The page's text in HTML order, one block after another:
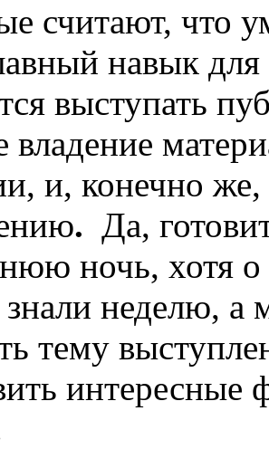
считают, что
навык для
выступать
владение
и, конечно же,
. Да,
ночь, хотя
знали неделю,
тему